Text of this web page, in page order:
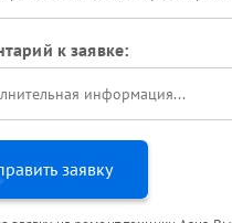
к заявке:
заявку